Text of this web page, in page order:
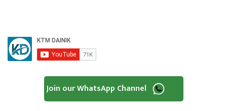
Join our WhatsApp Channel